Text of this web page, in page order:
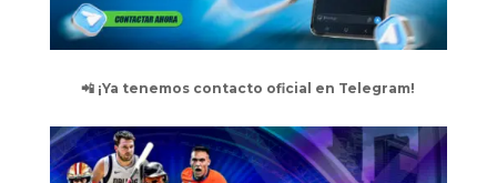
📲 ¡Ya tenemos contacto oficial en Telegram!